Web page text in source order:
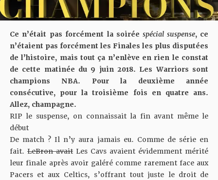
Ce n’était pas forcément la soiréespécial suspense, ce
n’étaient pas forcément les Finales les plus disputées
de l’histoire, mais tout ça n’enlève en rien le constat
de cette matinée du 9 juin 2018. Les Warriors sont
champions NBA. Pour la deuxième année
consécutive, pour la troisième fois en quatre ans.
Allez, champagne.
RIP le suspense, on connaissait la fin avant même le
début
De match ? Il n’y aura jamais eu. Comme de série en
fait. LeBron avait Les Cavs avaient évidemment mérité
leur finale après avoir galéré comme rarement face aux
Pacers et aux Celtics, s’offrant tout juste le droit de